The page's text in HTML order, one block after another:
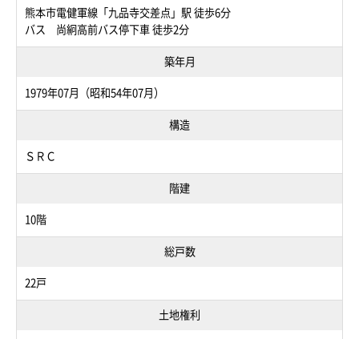
熊本市電健軍線「九品寺交差点」駅 徒歩6分
バス 尚絅高前バス停下車 徒歩2分
築年月
1979年07月（昭和54年07月）
構造
ＳＲＣ
階建
10階
総戸数
22戸
土地権利